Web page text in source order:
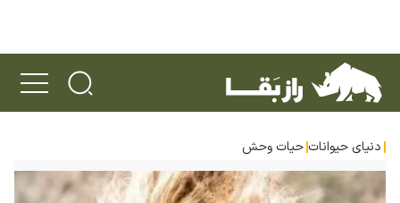
دنیای حیوانات حیات وحش